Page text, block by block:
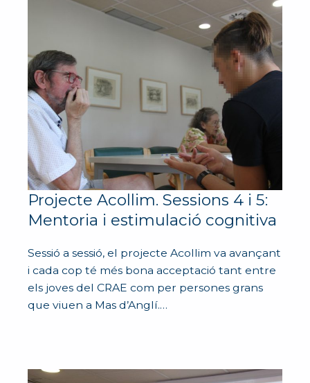
Projecte Acollim. Sessions 4 i 5:
Mentoria i estimulació cognitiva
Sessió a sessió, el projecte Acollim va avançant
i cada cop té més bona acceptació tant entre
els joves del CRAE com per persones grans
que viuen a Mas d’Anglí.…